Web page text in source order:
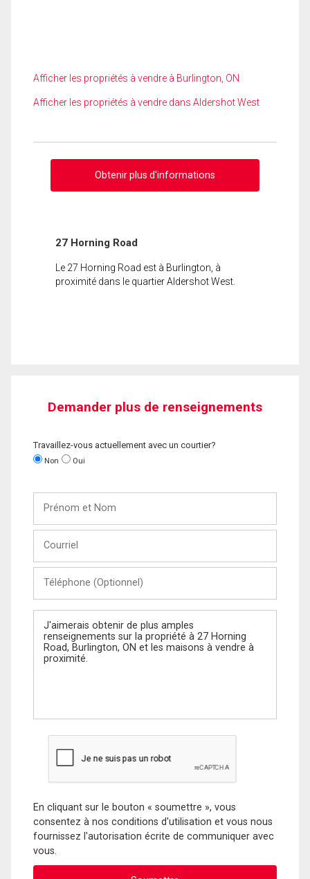
Afficher les propriétés à vendre à Burlington, ON
Afficher les propriétés à vendre dans Aldershot West
Obtenir plus d'informations
27 Horning Road
Le 27 Horning Road est à Burlington, à
proximité dans le quartier Aldershot West.
Demander plus de renseignements
Travaillez-vous actuellement avec un courtier?
Non Oui
Nom
(Optionnel)
Message
En cliquant sur le bouton « soumettre », vous
consentez à nos conditions d'utilisation et vous nous
fournissez l'autorisation écrite de communiquer avec
vous.